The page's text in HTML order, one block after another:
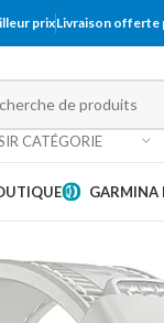
prixLivraison offerte
CATÉGORIE
GARMINA